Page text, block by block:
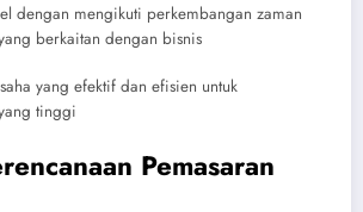
mengikuti perkembangan zaman
berkaitan dengan bisnis
yang efektif dan efisien untuk
tinggi
Pemasaran